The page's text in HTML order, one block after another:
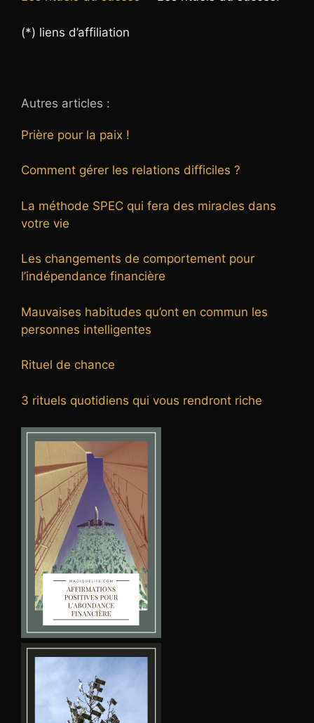
(*) liens d’affiliation
Autres articles :
Prière pour la paix !
Comment gérer les relations difficiles ?
La méthode SPEC qui fera des miracles dans
votre vie
Les changements de comportement pour
l’indépendance financière
Mauvaises habitudes qu’ont en commun les
personnes intelligentes
Rituel de chance
3 rituels quotidiens qui vous rendront riche